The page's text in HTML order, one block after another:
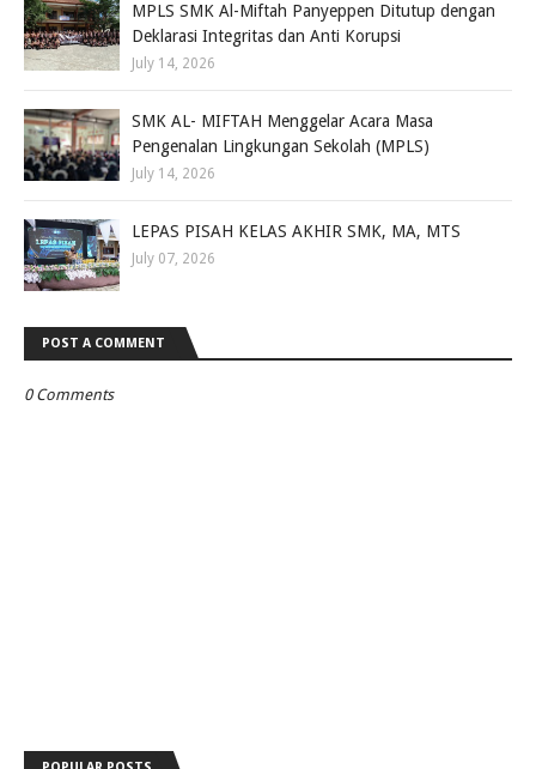
MPLS SMK Al-Miftah Panyeppen Ditutup dengan
Deklarasi Integritas dan Anti Korupsi
July 14, 2026
SMK AL- MIFTAH Menggelar Acara Masa
Pengenalan Lingkungan Sekolah (MPLS)
July 14, 2026
LEPAS PISAH KELAS AKHIR SMK, MA, MTS
July 07, 2026
POST A COMMENT
0 Comments